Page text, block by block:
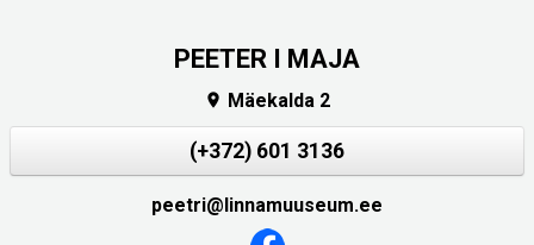
PEETER I MAJA
 Mäekalda 2
(+372) 601 3136
peetri@linnamuuseum.ee